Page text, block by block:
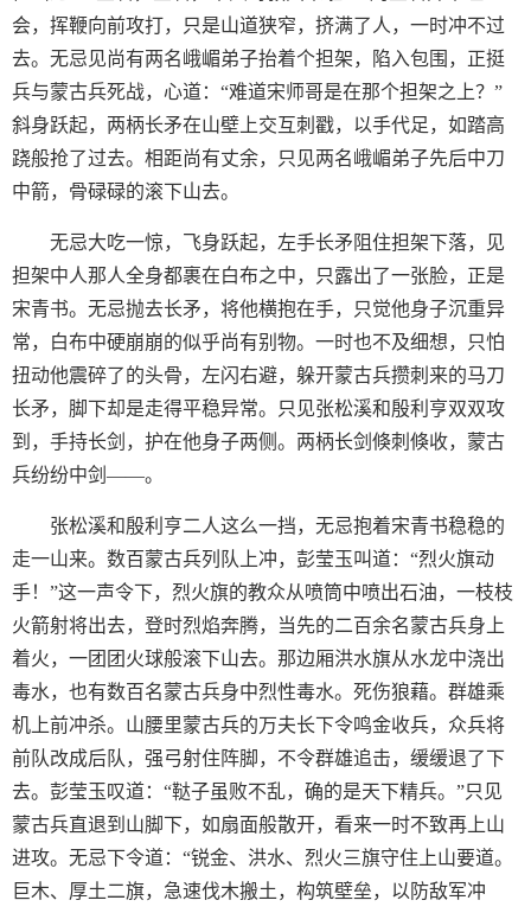
会，挥鞭向前攻打，只是山道狭窄，挤满了人，一时冲不过
去。无忌见尚有两名峨嵋弟子抬着个担架，陷入包围，正挺
兵与蒙古兵死战，心道：“难道宋师哥是在那个担架之上？”
斜身跃起，两柄长矛在山壁上交互刺戳，以手代足，如踏高
跷般抢了过去。相距尚有丈余，只见两名峨嵋弟子先后中刀
中箭，骨碌碌的滚下山去。
无忌大吃一惊，飞身跃起，左手长矛阻住担架下落，见
担架中人那人全身都裹在白布之中，只露出了一张脸，正是
宋青书。无忌抛去长矛，将他横抱在手，只觉他身子沉重异
常，白布中硬崩崩的似乎尚有别物。一时也不及细想，只怕
扭动他震碎了的头骨，左闪右避，躲开蒙古兵攒刺来的马刀
长矛，脚下却是走得平稳异常。只见张松溪和殷利亨双双攻
到，手持长剑，护在他身子两侧。两柄长剑倏刺倏收，蒙古
兵纷纷中剑——。
张松溪和殷利亨二人这么一挡，无忌抱着宋青书稳稳的
走一山来。数百蒙古兵列队上冲，彭莹玉叫道：“烈火旗动
手！”这一声令下，烈火旗的教众从喷筒中喷出石油，一枝枝
火箭射将出去，登时烈焰奔腾，当先的二百余名蒙古兵身上
着火，一团团火球般滚下山去。那边厢洪水旗从水龙中浇出
毒水，也有数百名蒙古兵身中烈性毒水。死伤狼藉。群雄乘
机上前冲杀。山腰里蒙古兵的万夫长下令鸣金收兵，众兵将
前队改成后队，强弓射住阵脚，不令群雄追击，缓缓退了下
去。彭莹玉叹道：“鞑子虽败不乱，确的是天下精兵。”只见
蒙古兵直退到山脚下，如扇面般散开，看来一时不致再上山
进攻。无忌下令道：“锐金、洪水、烈火三旗守住上山要道。
巨木、厚土二旗，急速伐木搬土，构筑壁垒，以防敌军冲